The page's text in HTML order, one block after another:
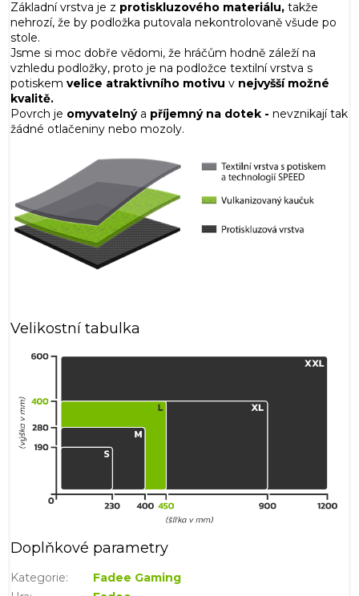
Základní vrstva je z protiskluzového materiálu, takže
nehrozí, že by podložka putovala nekontrolovaně všude po
stole.
Jsme si moc dobře vědomi, že hráčům hodně záleží na
vzhledu podložky, proto je na podložce textilní vrstva s
potiskem velice atraktivního motivu v nejvyšší možné
kvalitě.
Povrch je omyvatelnýa příjemný na dotek - nevznikají tak
žádné otlačeniny nebo mozoly.
Velikostní tabulka
Doplňkové parametry
Kategorie:
Fadee Gaming